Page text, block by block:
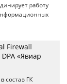
работу
Firewall
«Явиар
состав ГК